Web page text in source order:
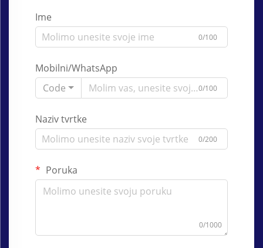
Ime
0/100
Mobilni/WhatsApp
Code
0/100
Naziv tvrtke
0/200
Poruka
0/1000